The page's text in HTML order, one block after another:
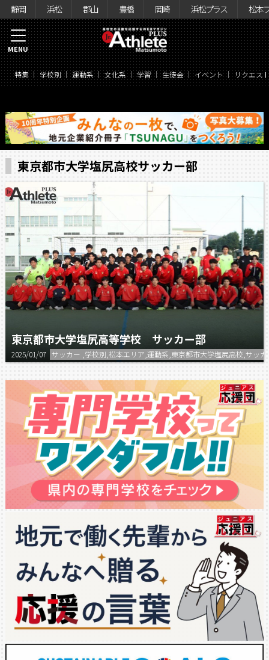
静岡 浜松 郡山 豊橋 岡崎 浜松プラス 松本
特集 学校別 運動系 文化系 学習 生徒会 イベント リクエス
MENU
東京都市大学塩尻高校サッカー部
東京都市大学塩尻高等学校 サッカー部
2025/01/07 サッカー ,学校別,松本エリア,運動系,東京都市大学塩尻高校,サッカ